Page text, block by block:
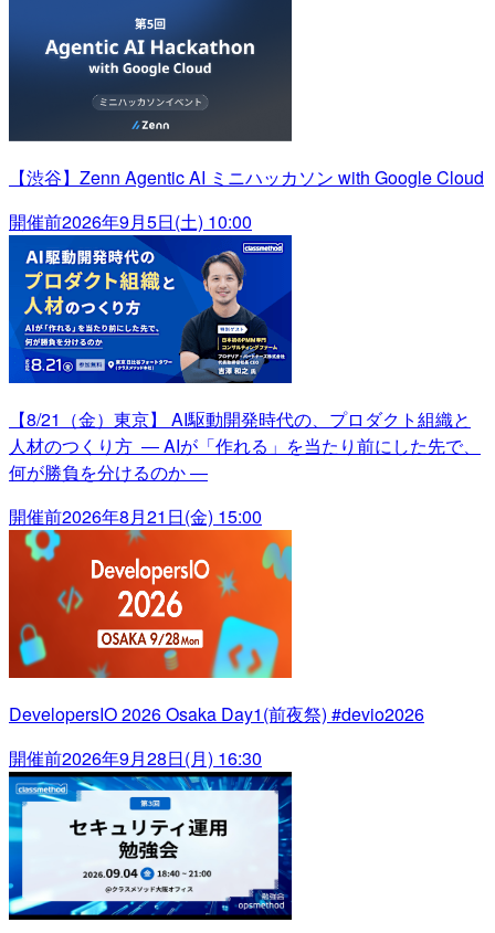
【渋谷】Zenn Agentic AI ミニハッカソン with Google Cloud
開催前2026年9月5日(土) 10:00
【8/21（金）東京】 AI駆動開発時代の、プロダクト組織と
人材のつくり方 ― AIが「作れる」を当たり前にした先で、
何が勝負を分けるのか ―
開催前2026年8月21日(金) 15:00
DevelopersIO 2026 Osaka Day1(前夜祭) #devio2026
開催前2026年9月28日(月) 16:30